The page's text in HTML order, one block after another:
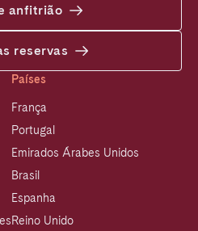
anfitrião
reservas
Países
França
Portugal
Emirados Árabes Unidos
Brasil
Espanha
Reino Unido